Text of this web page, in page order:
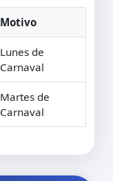
Motivo
Lunes de
Carnaval
Martes de
Carnaval